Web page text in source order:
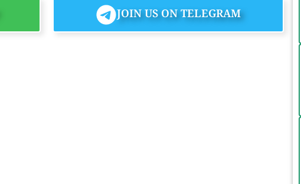
JOIN US ON TELEGRAM